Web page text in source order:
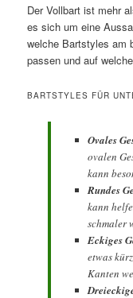
Der Vollbart ist mehr
es sich um eine
welche Bartstyles am
passen und auf
BARTSTYLES FÜR
Ovales
ovalen
kann
Rundes
kann
schmaler
Eckiges
etwas
Kanten